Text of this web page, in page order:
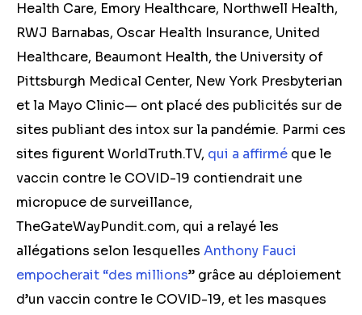
Health Care, Emory Healthcare, Northwell Health,
RWJ Barnabas, Oscar Health Insurance, United
Healthcare, Beaumont Health, the University of
Pittsburgh Medical Center, New York Presbyterian
et la Mayo Clinic— ont placé des publicités sur de
sites publiant des intox sur la pandémie. Parmi ces
sites figurent WorldTruth.TV, qui a affirmé que le
vaccin contre le COVID-19 contiendrait une
micropuce de surveillance,
TheGateWayPundit.com, qui a relayé les
allégations selon lesquelles Anthony Fauci
empocherait “des millions” grâce au déploiement
d’un vaccin contre le COVID-19, et les masques